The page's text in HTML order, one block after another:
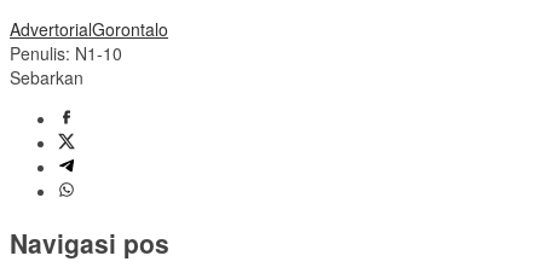
AdvertorialGorontalo
Penulis: N1-10
Sebarkan
Navigasi pos